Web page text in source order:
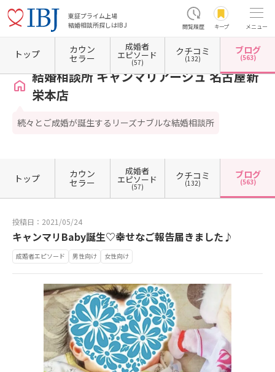
東証プライム上場
結婚相談所探しはIBJ
閲覧履歴 キープ メニュー
ホーム 愛知県の結婚相談所 愛知県名古屋市 愛知県名古屋市東区 結婚相談所 キャン
結婚相談所 キャンマリアージュ 名古屋新
栄本店
続々とご成婚が誕生するリーズナブルな結婚相談所
トップ カウン
セラー
成婚者
エピソード
(57)
クチコミ
(132)
ブログ
(563)
トップ カウン
セラー
成婚者
エピソード
(57)
クチコミ
(132)
ブログ
(563)
投稿日：2021/05/24
キャンマリBaby誕生♡幸せなご報告届きました♪
成婚者エピソード 男性向け 女性向け